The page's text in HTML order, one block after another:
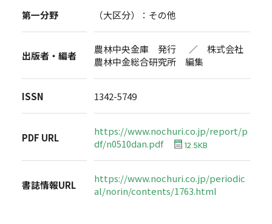
第一分野 （大区分）：その他
出版者・編者
農林中央金庫 発行 ／ 株式会社
農林中金総合研究所 編集
ISSN 1342-5749
PDF URL
https://www.nochuri.co.jp/report/p
df/n0510dan.pdf
12.5KB
書誌情報URL
https://www.nochuri.co.jp/periodic
al/norin/contents/1763.html